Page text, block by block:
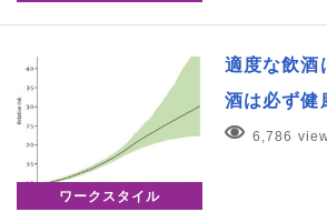
ワークスタイル
適度な飲酒
酒は必ず
6,786